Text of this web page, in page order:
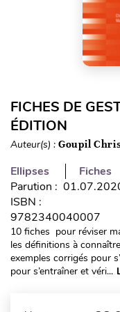
FICHES DE
ÉDITION
Auteur(s) : Goupil
Ellipses
Fiches
Parution :
ISBN :
9782340040007
10 fiches pour réviser
les définitions à
exemples corrigés pour
pour s’entraîner et véri...